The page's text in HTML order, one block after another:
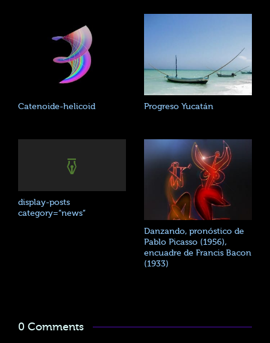
Catenoide-helicoid Progreso Yucatán
display-posts
category=”news”
Danzando, pronóstico de
Pablo Picasso (1956),
encuadre de Francis Bacon
(1933)
0 Comments